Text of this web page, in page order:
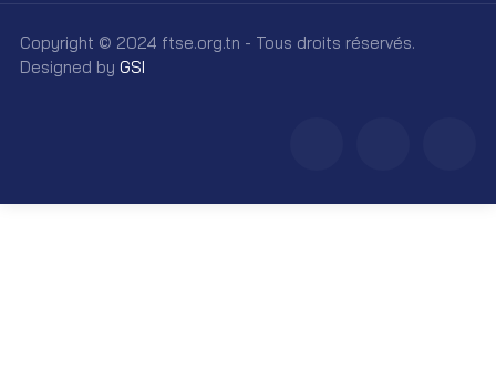
Copyright © 2024 ftse.org.tn - Tous droits réservés.
Designed by GSI